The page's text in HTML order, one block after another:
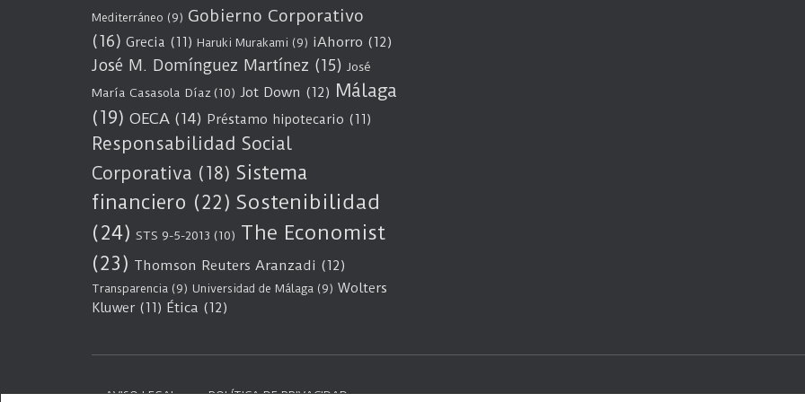
Mediterráneo (9) Gobierno Corporativo
(16) Grecia (11) Haruki Murakami (9) iAhorro (12)
José M. Domínguez Martínez (15) José
María Casasola Díaz (10) Jot Down (12) Málaga
(19) OECA (14) Préstamo hipotecario (11)
Responsabilidad Social
Corporativa (18) Sistema
financiero (22) Sostenibilidad
(24) STS 9-5-2013 (10) The Economist
(23) Thomson Reuters Aranzadi (12)
Transparencia (9) Universidad de Málaga (9) Wolters
Kluwer (11) Ética (12)
AVISO LEGAL POLÍTICA DE PRIVACIDAD